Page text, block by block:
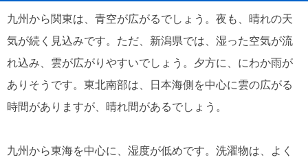
九州から関東は、青空が広がるでしょう。夜も、晴れの天
気が続く見込みです。ただ、新潟県では、湿った空気が流
れ込み、雲が広がりやすいでしょう。夕方に、にわか雨が
ありそうです。東北南部は、日本海側を中心に雲の広がる
時間がありますが、晴れ間があるでしょう。
九州から東海を中心に、湿度が低めです。洗濯物は、よく